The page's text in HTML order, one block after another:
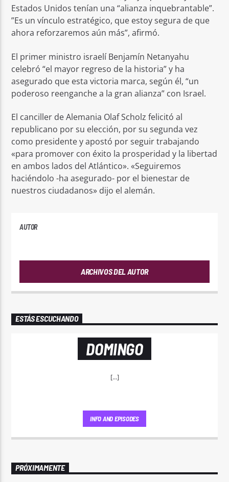
Estados Unidos tenían una “alianza inquebrantable”.
”Es un vínculo estratégico, que estoy segura de que
ahora reforzaremos aún más”, afirmó.
El primer ministro israelí Benjamín Netanyahu
celebró “el mayor regreso de la historia” y ha
asegurado que esta victoria marca, según él, “un
poderoso reenganche a la gran alianza” con Israel.
El canciller de Alemania Olaf Scholz felicitó al
republicano por su elección, por su segunda vez
como presidente y apostó por seguir trabajando
«para promover con éxito la prosperidad y la libertad
en ambos lados del Atlántico». «Seguiremos
haciéndolo -ha asegurado- por el bienestar de
nuestros ciudadanos» dijo el alemán.
AUTOR
ARCHIVOS DEL AUTOR
ESTÁS ESCUCHANDO
DOMINGO
[...]
INFO AND EPISODES
PRÓXIMAMENTE